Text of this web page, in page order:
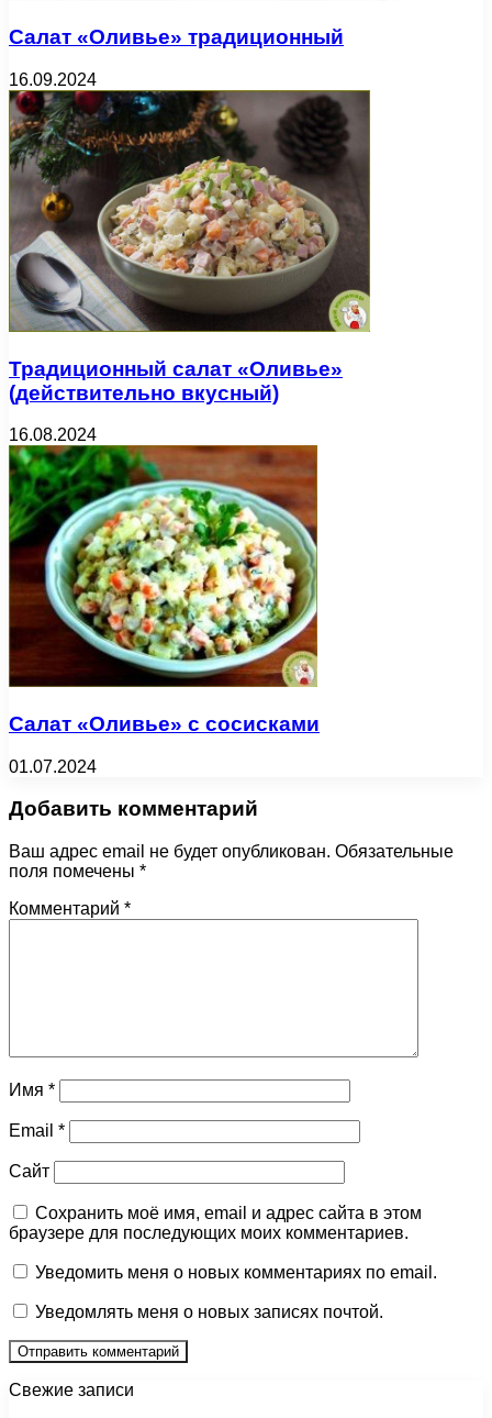
Салат «Оливье» традиционный
16.09.2024
Традиционный салат «Оливье»
(действительно вкусный)
16.08.2024
Салат «Оливье» с сосисками
01.07.2024
Добавить комментарий
Ваш адрес email не будет опубликован. Обязательные
поля помечены *
Комментарий *
Имя *
Email *
Сайт
Сохранить моё имя, email и адрес сайта в этом
браузере для последующих моих комментариев.
Уведомить меня о новых комментариях по email.
Уведомлять меня о новых записях почтой.
Свежие записи